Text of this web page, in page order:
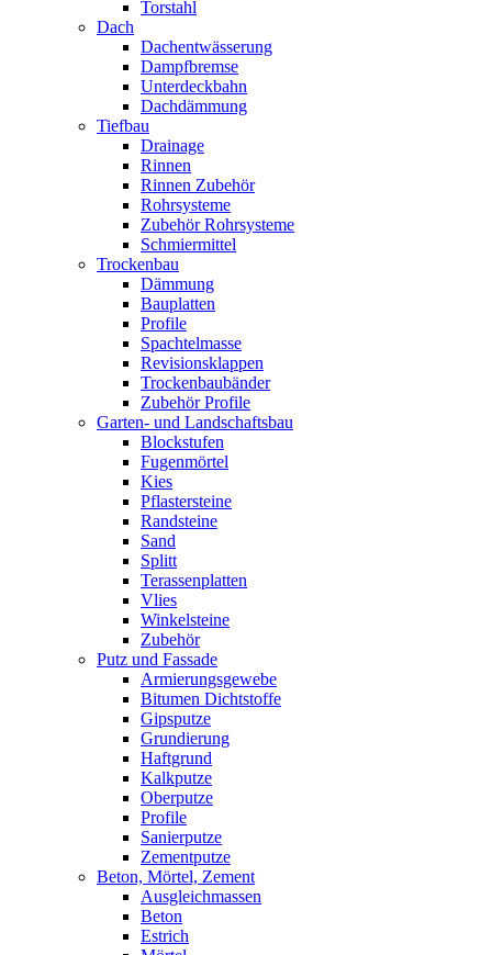
Torstahl
Dach
Dachentwässerung
Dampfbremse
Unterdeckbahn
Dachdämmung
Tiefbau
Drainage
Rinnen
Rinnen Zubehör
Rohrsysteme
Zubehör Rohrsysteme
Schmiermittel
Trockenbau
Dämmung
Bauplatten
Profile
Spachtelmasse
Revisionsklappen
Trockenbaubänder
Zubehör Profile
Garten- und Landschaftsbau
Blockstufen
Fugenmörtel
Kies
Pflastersteine
Randsteine
Sand
Splitt
Terassenplatten
Vlies
Winkelsteine
Zubehör
Putz und Fassade
Armierungsgewebe
Bitumen Dichtstoffe
Gipsputze
Grundierung
Haftgrund
Kalkputze
Oberputze
Profile
Sanierputze
Zementputze
Beton, Mörtel, Zement
Ausgleichmassen
Beton
Estrich